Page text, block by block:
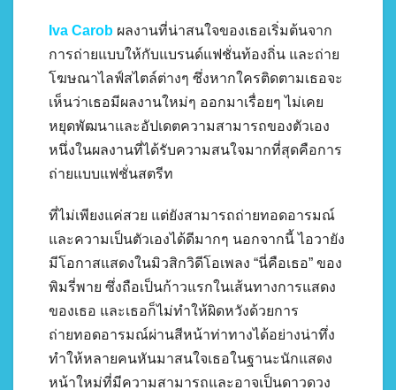
Iva Carob ผลงานที่น่าสนใจของเธอเริ่มต้นจาก
การถ่ายแบบให้กับแบรนด์แฟชั่นท้องถิ่น และถ่าย
โฆษณาไลฟ์สไตล์ต่างๆ ซึ่งหากใครติดตามเธอจะ
เห็นว่าเธอมีผลงานใหม่ๆ ออกมาเรื่อยๆ ไม่เคย
หยุดพัฒนาและอัปเดตความสามารถของตัวเอง
หนึ่งในผลงานที่ได้รับความสนใจมากที่สุดคือการ
ถ่ายแบบแฟชั่นสตรีท
ที่ไม่เพียงแค่สวย แต่ยังสามารถถ่ายทอดอารมณ์
และความเป็นตัวเองได้ดีมากๆ นอกจากนี้ ไอวายัง
มีโอกาสแสดงในมิวสิกวิดีโอเพลง “นี่คือเธอ” ของ
พิมรี่พาย ซึ่งถือเป็นก้าวแรกในเส้นทางการแสดง
ของเธอ และเธอก็ไม่ทำให้ผิดหวังด้วยการ
ถ่ายทอดอารมณ์ผ่านสีหน้าท่าทางได้อย่างน่าทึ่ง
ทำให้หลายคนหันมาสนใจเธอในฐานะนักแสดง
หน้าใหม่ที่มีความสามารถและอาจเป็นดาวดวง